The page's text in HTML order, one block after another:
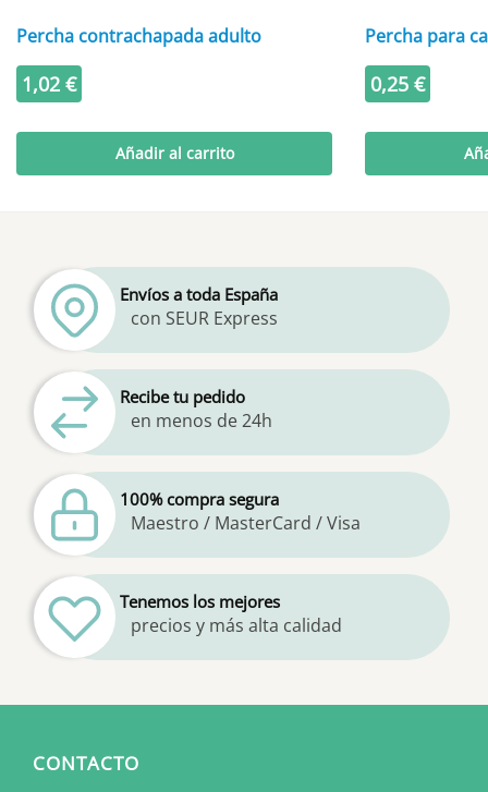
Percha contrachapada adulto
1,02 €
Añadir al carrito
Percha para
0,25 €
Envíos a toda España
con SEUR Express
Recibe tu pedido
en menos de 24h
100% compra segura
Maestro / MasterCard / Visa
Tenemos los mejores
precios y más alta calidad
CONTACTO